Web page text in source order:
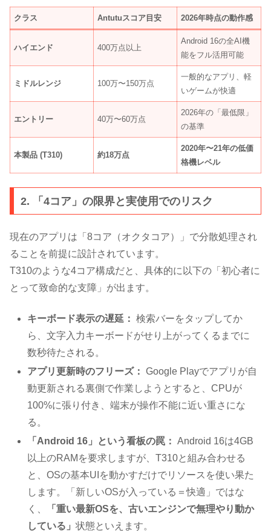
クラス Antutuスコア目安 2026年時点の動作感
ハイエンド 400万点以上
Android 16の全AI機
能をフル活用可能
ミドルレンジ 100万〜150万点
一般的なアプリ、軽
いゲームが快適
エントリー 40万〜60万点
2026年の「最低限」
の基準
本製品 (T310) 約18万点
2020年〜21年の低価
格機レベル
2. 「4コア」の限界と実使用でのリスク
現在のアプリは「8コア（オクタコア）」で分散処理され
ることを前提に設計されています。
T310のような4コア構成だと、具体的に以下の「初心者に
とって致命的な支障」が出ます。
キーボード表示の遅延： 検索バーをタップしてか
ら、文字入力キーボードがせり上がってくるまでに
数秒待たされる。
アプリ更新時のフリーズ： Google Playでアプリが自
動更新される裏側で作業しようとすると、CPUが
100%に張り付き、端末が操作不能に近い重さにな
る。
「Android 16」という看板の罠： Android 16は4GB
以上のRAMを要求しますが、T310と組み合わせる
と、OSの基本UIを動かすだけでリソースを使い果た
します。「新しいOSが入っている＝快適」ではな
く、
「重い最新OSを、古いエンジンで無理やり動か
している」状態といえます。